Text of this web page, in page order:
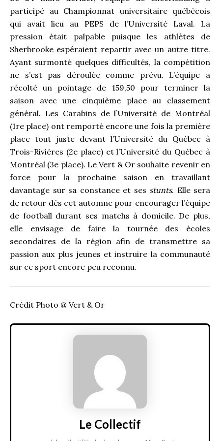
participé au Championnat universitaire québécois
qui avait lieu au PEPS de l’Université Laval. La
pression était palpable puisque les athlètes de
Sherbrooke espéraient repartir avec un autre titre.
Ayant surmonté quelques difficultés, la compétition
ne s’est pas déroulée comme prévu. L’équipe a
récolté un pointage de 159,50 pour terminer la
saison avec une cinquième place au classement
général. Les Carabins de l’Université de Montréal
(1re place) ont remporté encore une fois la première
place tout juste devant l’Université du Québec à
Trois-Rivières (2eplace) et l’Université du Québec à
Montréal (3e place). Le Vert & Or souhaite revenir en
force pour la prochaine saison en travaillant
davantage sur sa constance et ses stunts. Elle sera
de retour dès cet automne pour encourager l’équipe
de football durant ses matchs à domicile. De plus,
elle envisage de faire la tournée des écoles
secondaires de la région afin de transmettre sa
passion aux plus jeunes et instruire la communauté
sur ce sport encore peu reconnu.
Crédit Photo @ Vert & Or
Le Collectif